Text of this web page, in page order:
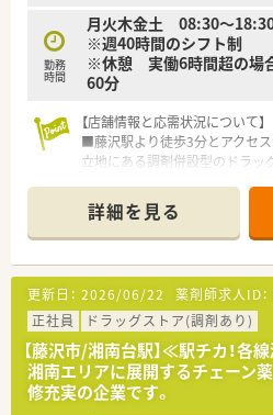
勤務
時間
月火木金土 08:30～
※週40時間のシフト制
※休憩 実働6時間超の場
60分
【店舗情報と応需状況について】
■藤沢駅より徒歩3分とアクセ
立地にある調剤併設型のドラッ
割、精神科8割）にも対応していま
■1日あたり60枚から70枚の処
時2名から4名体制で勤務してい
【法人特徴について】
■創業昭和31年の歴史を持ち、
20店舗以上のドラッグストアを
■「お客様の健康と美しさのた
のもと、地域とともに歩む企業
■藤沢地区を中心に店舗をドミ
腰を据えて働くことが可能でござ
詳細を見る
更新日： 2026/06/22 薬剤師求人ID：
正社員
ドラッグストア(調剤あり)
【藤沢市/湘南台駅】≪駅チカ！
湘南エリアに展開するチェー
修充実の企業です。